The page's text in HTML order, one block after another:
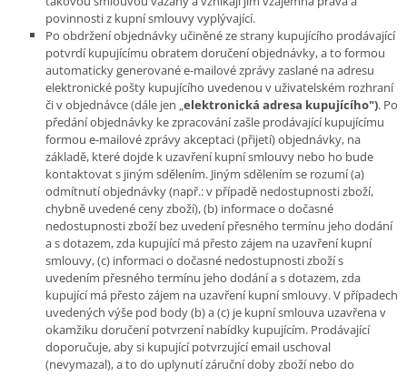
povinnosti z kupní smlouvy vyplývající.
Po obdržení objednávky učiněné ze strany kupujícího prodávající
potvrdí kupujícímu obratem doručení objednávky, a to formou
automaticky generované e-mailové zprávy zaslané na adresu
elektronické pošty kupujícího uvedenou v uživatelském rozhraní
či v objednávce (dále jen „elektronická adresa kupujícího"). Po
předání objednávky ke zpracování zašle prodávající kupujícímu
formou e-mailové zprávy akceptaci (přijetí) objednávky, na
základě, které dojde k uzavření kupní smlouvy nebo ho bude
kontaktovat s jiným sdělením. Jiným sdělením se rozumí (a)
odmítnutí objednávky (např.: v případě nedostupnosti zboží,
chybně uvedené ceny zboží), (b) informace o dočasné
nedostupnosti zboží bez uvedení přesného termínu jeho dodání
a s dotazem, zda kupující má přesto zájem na uzavření kupní
smlouvy, (c) informaci o dočasné nedostupnosti zboží s
uvedením přesného termínu jeho dodání a s dotazem, zda
kupující má přesto zájem na uzavření kupní smlouvy. V případech
uvedených výše pod body (b) a (c) je kupní smlouva uzavřena v
okamžiku doručení potvrzení nabídky kupujícím. Prodávající
doporučuje, aby si kupující potvrzující email uschoval
(nevymazal), a to do uplynutí záruční doby zboží nebo do